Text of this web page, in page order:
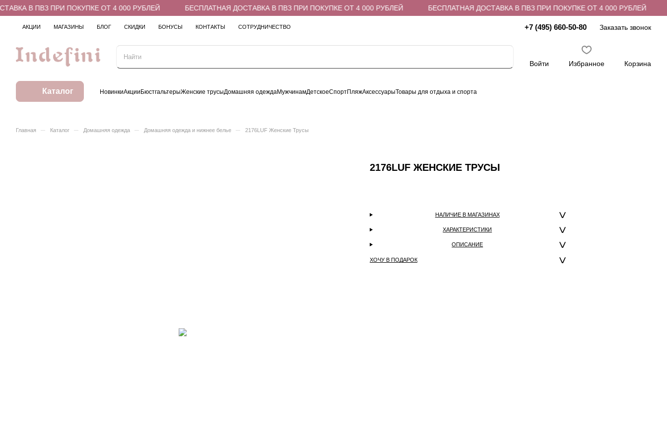
В ПВЗ ПРИ ПОКУПКЕ ОТ 4 000 РУБЛЕЙ БЕСПЛАТНАЯ ДОСТАВКА В ПВЗ ПРИ ПОКУПКЕ ОТ 4 000 РУБЛЕЙ БЕСПЛАТНАЯ ДОСТАВКА В ПВЗ ПРИ ПОКУПКЕ ОТ 4 000 РУБЛЕЙ
АКЦИИ МАГАЗИНЫ БЛОГ СКИДКИ БОНУСЫ КОНТАКТЫ СОТРУДНИЧЕСТВО +7 (495) 660-50-80 Заказать звонок
Войти Избранное Корзина
Каталог НовинкиАкцииБюстгальтерыЖенские трусыДомашняя одеждаМужчинамДетскоеСпортПляжАксессуарыТовары для отдыха и спорта
Главная – Каталог – Домашняя одежда – Домашняя одежда и нижнее белье – 2176LUF Женские Трусы
2176LUF ЖЕНСКИЕ ТРУСЫ
НАЛИЧИЕ В МАГАЗИНАХ
ХАРАКТЕРИСТИКИ
ОПИСАНИЕ
ХОЧУ В ПОДАРОК